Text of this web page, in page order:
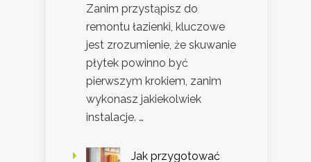
Zanim przystąpisz do
remontu łazienki, kluczowe
jest zrozumienie, że skuwanie
płytek powinno być
pierwszym krokiem, zanim
wykonasz jakiekolwiek
instalacje. …
Jak przygotować